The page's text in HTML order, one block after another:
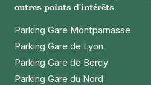
autres points d'intérêts
Parking Gare Montparnasse
Parking Gare de Lyon
Parking Gare de Bercy
Parking Gare du Nord